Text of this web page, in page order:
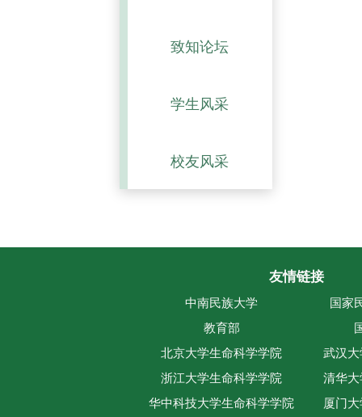
致知论坛
学生风采
校友风采
友情链接
中南民族大学
国家
教育部
北京大学生命科学学院
武汉
浙江大学生命科学学院
清华
华中科技大学生命科学学院
厦门